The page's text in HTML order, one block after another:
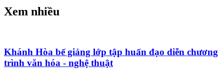
Xem nhiều
Khánh Hòa bế giảng lớp tập huấn đạo diễn chương
trình văn hóa - nghệ thuật